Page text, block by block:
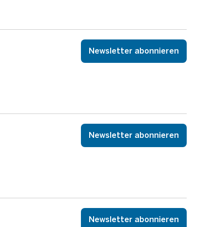
Newsletter abonnieren
Newsletter abonnieren
Newsletter abonnieren